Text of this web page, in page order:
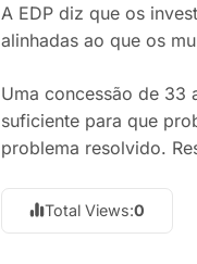
A EDP diz que os
alinhadas ao que os
Uma concessão de 33
suficiente para que
problema resolvido.
Total Views:0